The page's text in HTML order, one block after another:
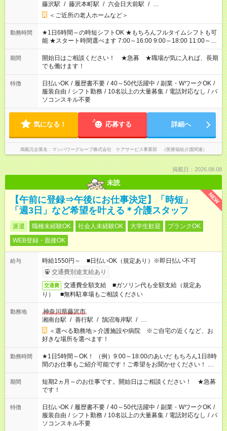
藤沢駅 / 藤沢本町駅 / 六会日大前駅 / …
＜ご近所の老人ホームなど＞
勤務時間
★1日6時間～の時短シフトOK ★もちろんフルタイムシフトも可
能 ★スタート時間選べます 7:00～16:00 9:00～18:00 11:00～
20:00 など 残業なし！ ※Wワークの場合、他のお仕事と合わせ
週40時間超の就業はご案内できません ※法令に基づき、週20時
間以上勤務は社会保険への加入対象となります ※労働者派遣法
（日雇い派遣の原則禁止）により、短時間・短期間の就業はご
案内が難しい場合があります
期間
開始日はご相談ください！ ★急募 ★職場が気に入れば、長期
でも働けます！
特徴 日払いOK / 履歴書不要 / 40～50代活躍中 / 副業・WワークOK /
服装自由 / シフト勤務 / 10名以上の大量募集 / 電話対応なし / パ
ソコンスキル不要
気になる！ 応募する 詳細へ
掲載元企業名 マンパワーグループ株式会社 ケアサービス事業部 （医療福祉介護関連）
掲載日：2026.08.08
未読
NEW
【午前に登録⇒午後にお仕事決定】「時短」
「週3日」など希望を叶える＊介護スタッフ
派遣 職種未経験OK 社会人未経験OK 大学生歓迎
ブランクOK
WEB登録・面接OK
給与
時給1550円～ ■日払いOK（規定あり）※即日払い不可
交通費別途支給あり
交通費
交通費全額支給 ■ガソリン代も全額支給（規定あ
り） ■無料駐車場もご相談ください
勤務地
神奈川県藤沢市
湘南台駅 / 善行駅 / 鵠沼海岸駅 / …
＜選べる勤務地＞介護施設や病院 ※ご自宅の近くなど、お
好きな場所を選べます！
勤務時間
★1日5時間～OK！ （例）9:00～18:00のあいだ もちろん1日8時
間のお仕事もご紹介可能です！ご希望をお聞かせください！ ※
週最低15時間以上の勤務が必要です
期間
短期2ヵ月～のお仕事です。開始日はご相談ください！ ★急募
です！
特徴 日払いOK / 履歴書不要 / 40～50代活躍中 / 副業・WワークOK /
服装自由 / シフト勤務 / 10名以上の大量募集 / 電話対応なし / パ
ソコンスキル不要